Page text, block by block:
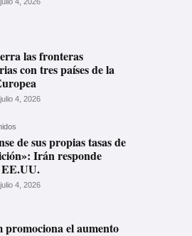
las fronteras
con tres países de la
julio 4, 2026
de sus propias tasas de
Irán responde
julio 4, 2026
promociona el aumento